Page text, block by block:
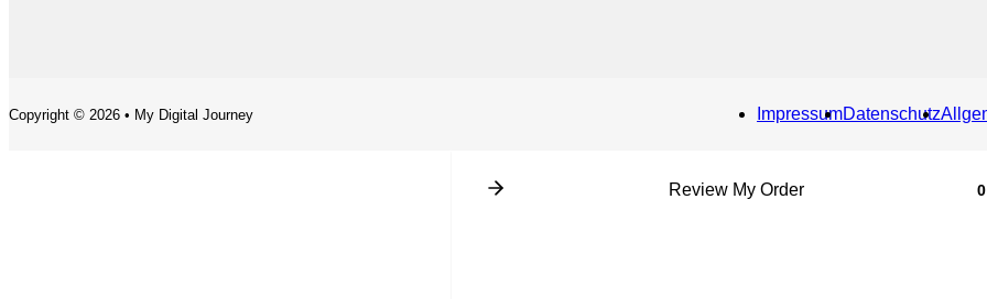
Copyright © 2026 • My Digital Journey ImpressumDatenschutz
Review My Order 0